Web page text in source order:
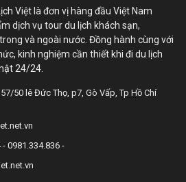
Việt là đơn vị hàng đầu Việt Nam
dịch vụ tour du lịch khách sạn,
và ngoài nước. Đồng hành cùng với
kinh nghiệm cần thiết khi đi du lịch
24/24.
50 lê Đức Thọ, p7, Gò Vấp, Tp Hồ Chí
0981.334.836 -